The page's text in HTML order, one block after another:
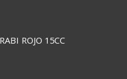
ROJO 15CC